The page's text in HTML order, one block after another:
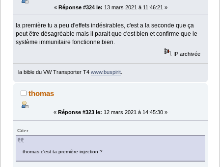
« Réponse #324 le: 13 mars 2021 à 11:46:21 »
la première tu a peu d'effets indésirables, c'est a la seconde que ça
peut être désagréable mais il parait que c'est bien et confirme que le
système immunitaire fonctionne bien.
IP archivée
la bible du VW Transporter T4 www.buspirit.
thomas
« Réponse #323 le: 12 mars 2021 à 14:45:30 »
Citer
thomas c'est ta première injection ?